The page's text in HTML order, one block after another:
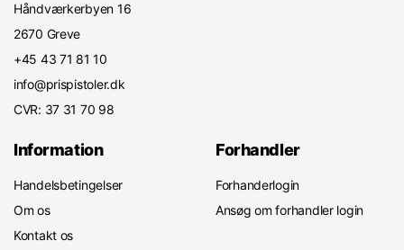
Håndværkerbyen 16
2670 Greve
+45 43 71 81 10
info@prispistoler.dk
CVR: 37 31 70 98
Information
Handelsbetingelser
Om os
Kontakt os
Forhandler
Forhanderlogin
Ansøg om forhandler login